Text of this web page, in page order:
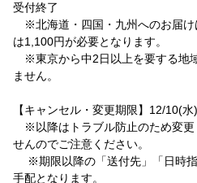
受付終了
※北海道・四国・九州へのお届け
は1,100円が必要となります。
※東京から中2日以上を要する地
ません。
【キャンセル・変更期限】12/10(
※以降はトラブル防止のため変更
せんのでご注意ください。
※期限以降の「送付先」「日時
手配となります。